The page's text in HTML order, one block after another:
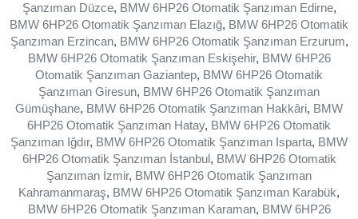
Şanzıman Düzce, BMW 6HP26 Otomatik Şanzıman Edirne,
BMW 6HP26 Otomatik Şanzıman Elazığ, BMW 6HP26 Otomatik
Şanzıman Erzincan, BMW 6HP26 Otomatik Şanzıman Erzurum,
BMW 6HP26 Otomatik Şanzıman Eskişehir, BMW 6HP26
Otomatik Şanzıman Gaziantep, BMW 6HP26 Otomatik
Şanzıman Giresun, BMW 6HP26 Otomatik Şanzıman
Gümüşhane, BMW 6HP26 Otomatik Şanzıman Hakkâri, BMW
6HP26 Otomatik Şanzıman Hatay, BMW 6HP26 Otomatik
Şanzıman Iğdır, BMW 6HP26 Otomatik Şanzıman Isparta, BMW
6HP26 Otomatik Şanzıman İstanbul , BMW 6HP26 Otomatik
Şanzıman İzmir, BMW 6HP26 Otomatik Şanzıman
Kahramanmaraş, BMW 6HP26 Otomatik Şanzıman Karabük,
BMW 6HP26 Otomatik Şanzıman Karaman, BMW 6HP26